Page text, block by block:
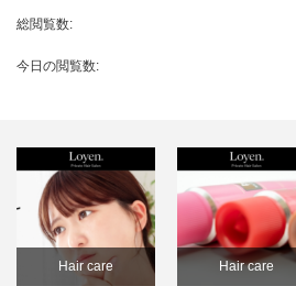
総閲覧数:
今日の閲覧数:
Hair care Hair care